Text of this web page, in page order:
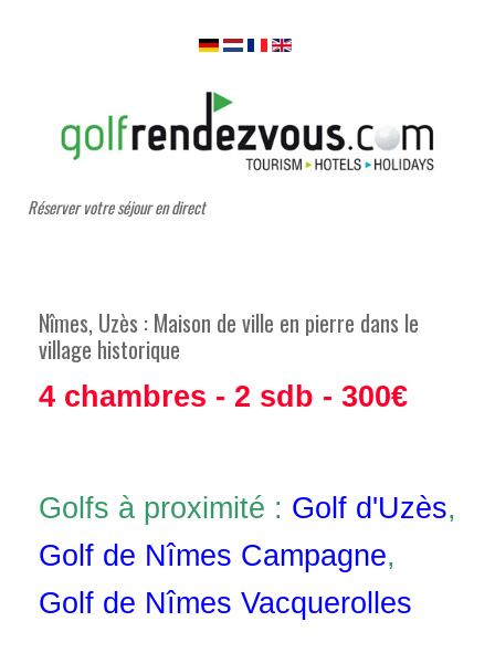
Réserver votre séjour en direct
Nîmes, Uzès : Maison de ville en pierre dans le
village historique
4 chambres - 2 sdb - 300€
Golfs à proximité : Golf d'Uzès,
Golf de Nîmes Campagne,
Golf de Nîmes Vacquerolles